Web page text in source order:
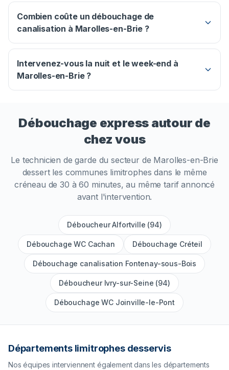
Combien coûte un débouchage de
canalisation à Marolles-en-Brie ?
Intervenez-vous la nuit et le week-end à
Marolles-en-Brie ?
Débouchage express autour de
chez vous
Le technicien de garde du secteur de Marolles-en-Brie
dessert les communes limitrophes dans le même
créneau de 30 à 60 minutes, au même tarif annoncé
avant l'intervention.
Déboucheur Alfortville (94)
Débouchage WC Cachan Débouchage Créteil
Débouchage canalisation Fontenay-sous-Bois
Déboucheur Ivry-sur-Seine (94)
Débouchage WC Joinville-le-Pont
Départements limitrophes desservis
Nos équipes interviennent également dans les départements